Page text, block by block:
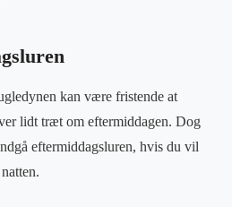
kan være fristende at
lidt træt om eftermiddagen. Dog
eftermiddagsluren, hvis du vil